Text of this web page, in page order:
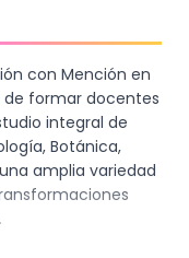
con Mención en
de formar docentes
integral de
Botánica,
amplia variedad